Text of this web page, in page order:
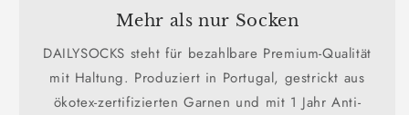
Mehr als nur Socken
DAILYSOCKS steht für bezahlbare Premium-Qualität
mit Haltung. Produziert in Portugal, gestrickt aus
ökotex-zertifizierten Garnen und mit 1 Jahr Anti-